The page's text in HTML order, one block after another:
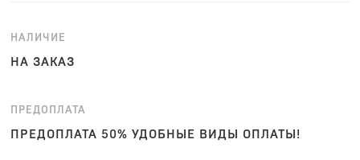
НАЛИЧИЕ
НА ЗАКАЗ
ПРЕДОПЛАТА
ПРЕДОПЛАТА 50% УДОБНЫЕ ВИДЫ ОПЛАТЫ!